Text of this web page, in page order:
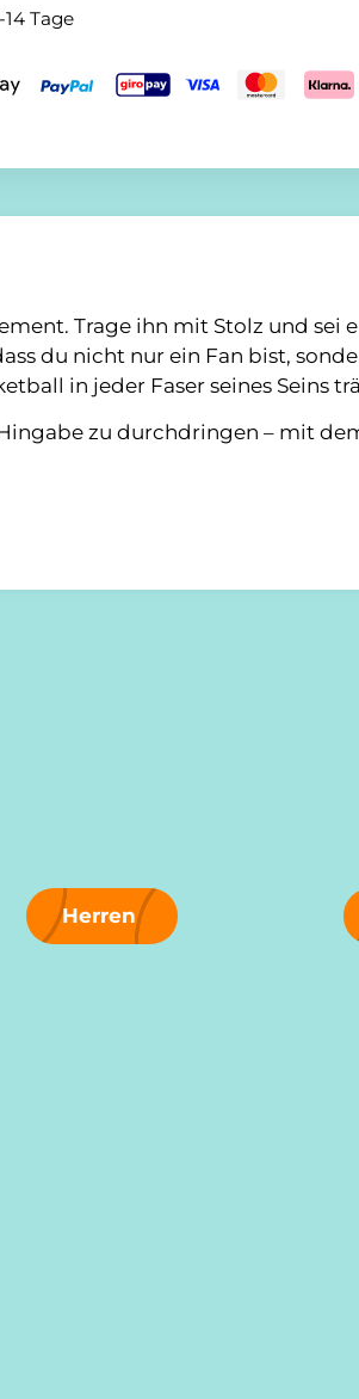
14 Tage
Trage ihn mit Stolz und sei
du nicht nur ein Fan bist,
in jeder Faser seines Seins
zu durchdringen – mit
Herren